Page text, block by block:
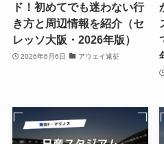
ド！初めてでも迷わない行
き方と周辺情報を紹介（セ
レッソ大阪・2026年版）
2026年6月6日 アウェイ遠征